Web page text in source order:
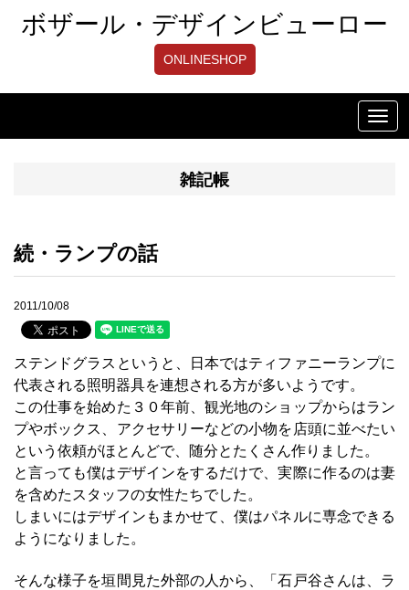
ボザール・デザインビューロー
ONLINESHOP
雑記帳
続・ランプの話
2011/10/08
ステンドグラスというと、日本ではティファニーランプに
代表される照明器具を連想される方が多いようです。
この仕事を始めた３０年前、観光地のショップからはラン
プやボックス、アクセサリーなどの小物を店頭に並べたい
という依頼がほとんどで、随分とたくさん作りました。
と言っても僕はデザインをするだけで、実際に作るのは妻
を含めたスタッフの女性たちでした。
しまいにはデザインもまかせて、僕はパネルに専念できる
ようになりました。
そんな様子を垣間見た外部の人から、「石戸谷さんは、ラ